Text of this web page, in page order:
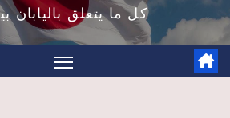
كل ما يتعلق باليابان